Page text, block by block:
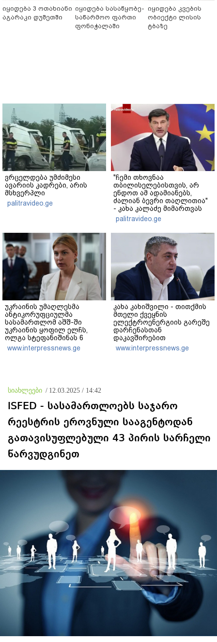
იყიდება 3 ოთახიანი
აგარაკი დუშეთში
იყიდება სასაწყობე-
საწარმოო ფართი
ფონიჭალაში
იყიდება კვების
ობიექტი ლისის
ტბაზე
ვრცელდება უმძიმესი
ავარიის კადრები, არის
მსხვერპლი
palitravideo.ge
"ჩემი თხოვნაა
თბილისელებისთვის, არ
ენდოთ ამ ადამიანებს,
ძალიან ბევრი თაღლითია"
- კახა კალაძე მიმართვას
ავრცელებს
palitravideo.ge
უკრაინის უმაღლესმა
ანტიკორუფციულმა
სასამართლომ აშშ-ში
უკრაინის ყოფილ ელჩს,
ოლგა სტეფანიშინას 6
მილიონი გრივნის
ოდენობის გირაოს გადახდა
www.interpressnews.ge
კახა კახიშვილი - თითქმის
მთელი ქვეყნის
ელექტროენერგიის გარეშე
დარჩენასთან
დაკავშირებით
განმარტებამ კითხვებზე
პასუხების ნაცვლად, მეტი
www.interpressnews.ge
სიახლეები / 12.03.2025 / 14:42
ISFED - სასამართლოებს საჯარო
რეესტრის ეროვნული სააგენტოდან
გათავისუფლებული 43 პირის სარჩელი
წარვუდგინეთ